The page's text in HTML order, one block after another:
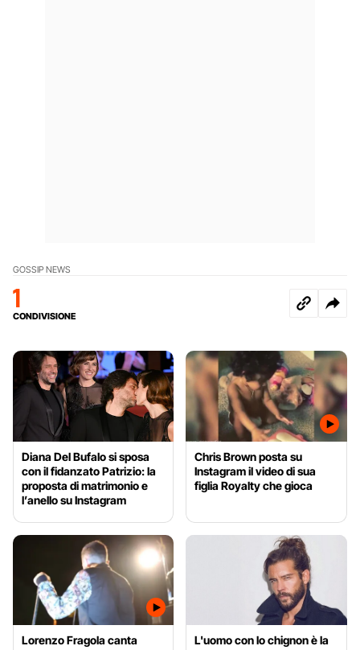
GOSSIP NEWS
1
CONDIVISIONE
Diana Del Bufalo si sposa
con il fidanzato Patrizio: la
proposta di matrimonio e
l’anello su Instagram
Chris Brown posta su
Instagram il video di sua
figlia Royalty che gioca
Lorenzo Fragola canta
L'uomo con lo chignon è la